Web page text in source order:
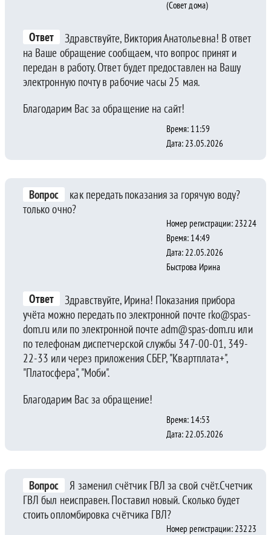
(Совет дома)
Ответ
Здравствуйте, Виктория Анатольевна! В ответ
на Ваше обращение сообщаем, что вопрос принят и
передан в работу. Ответ будет предоставлен на Вашу
электронную почту в рабочие часы 25 мая.
Благодарим Вас за обращение на сайт!
Время: 11:59
Дата: 23.05.2026
Вопрос
как передать показания за горячую воду?
только очно?
Номер регистрации: 23224
Время: 14:49
Дата: 22.05.2026
Быстрова Ирина
Ответ
Здравствуйте, Ирина! Показания прибора
учёта можно передать по электронной почте rko@spas-
dom.ru или по электронной почте adm@spas-dom.ru или
по телефонам диспетчерской службы 347-00-01, 349-
22-33 или через приложения СБЕР, "Квартплата+",
"Платосфера", "Моби".
Благодарим Вас за обращение!
Время: 14:53
Дата: 22.05.2026
Вопрос
Я заменил счётчик ГВЛ за свой счёт.Счетчик
ГВЛ был неисправен. Поставил новый. Сколько будет
стоить опломбировка счётчика ГВЛ?
Номер регистрации: 23223